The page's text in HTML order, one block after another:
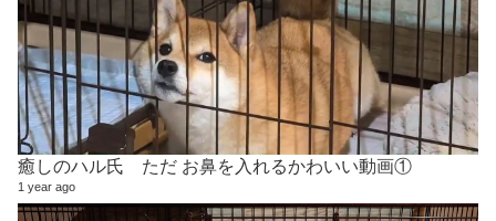
癒しのハル氏 ただ お鼻を入れるかわいい動画①
1 year ago